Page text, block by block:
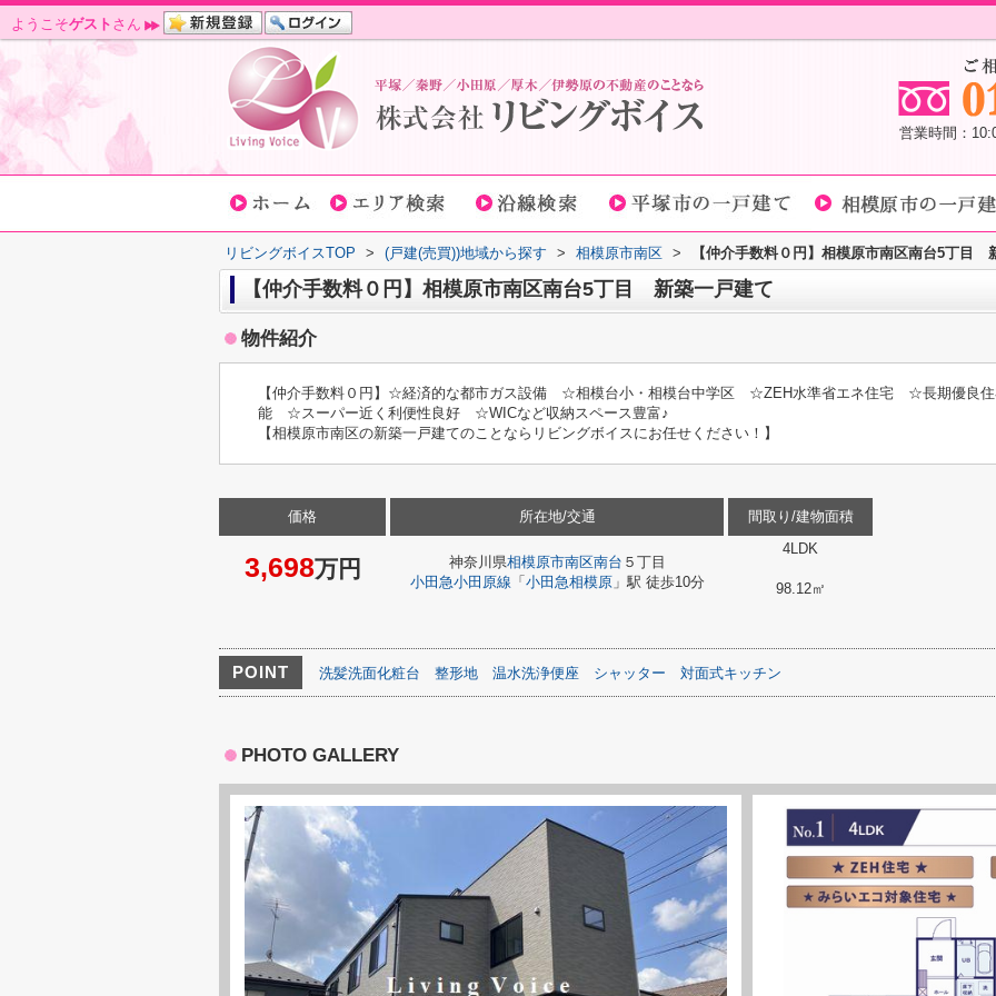
ようこそゲスト さん
営業時間：
リビングボイスTOP > (戸建(売買))地域から探す > 相模原市南区 > 【仲介手数料０円】相模原市南区南台5丁目
【仲介手数料０円】相模原市南区南台5丁目 新築一戸建て
物件紹介
【仲介手数料０円】☆経済的な都市ガス設備 ☆相模台小・相模台中学区 ☆ZEH水準省エネ住宅 ☆長期優良
能 ☆スーパー近く利便性良好 ☆WICなど収納スペース豊富♪
【相模原市南区の新築一戸建てのことならリビングボイスにお任せください！】
価格
3,698万円
所在地/交通
神奈川県相模原市南区南台 ５丁目
小田急小田原線 「 小田急相模原」駅 徒歩10分
間取り/建物面積
4LDK
98.12㎡
POINT 洗髪洗面化粧台 整形地 温水洗浄便座 シャッター 対面式キッチン
PHOTO GALLERY